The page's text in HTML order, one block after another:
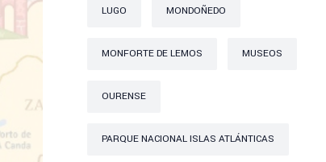
LUGO MONDOÑEDO
MONFORTE DE LEMOS MUSEOS
OURENSE
PARQUE NACIONAL ISLAS ATLÁNTICAS